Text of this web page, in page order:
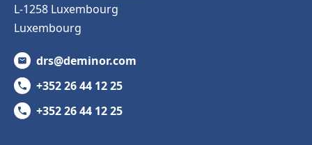
L-1258 Luxembourg
Luxembourg
drs@deminor.com
+352 26 44 12 25
+352 26 44 12 25